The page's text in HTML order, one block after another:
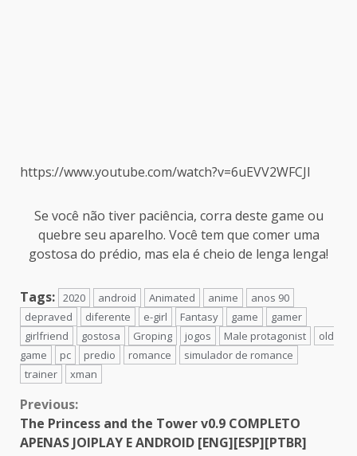
https://www.youtube.com/watch?v=6uEVV2WFCJI
Se você não tiver paciência, corra deste game ou
quebre seu aparelho. Você tem que comer uma
gostosa do prédio, mas ela é cheio de lenga lenga!
Tags: 2020 android Animated anime
anos 90
depraved
diferente e-girl Fantasy game
gamer
girlfriend
gostosa Groping jogos Male protagonist
old
game
pc predio romance
simulador de romance
trainer
xman
Continue
Reading
Previous:
The Princess and the Tower v0.9 COMPLETO
APENAS JOIPLAY E ANDROID [ENG][ESP][PTBR]